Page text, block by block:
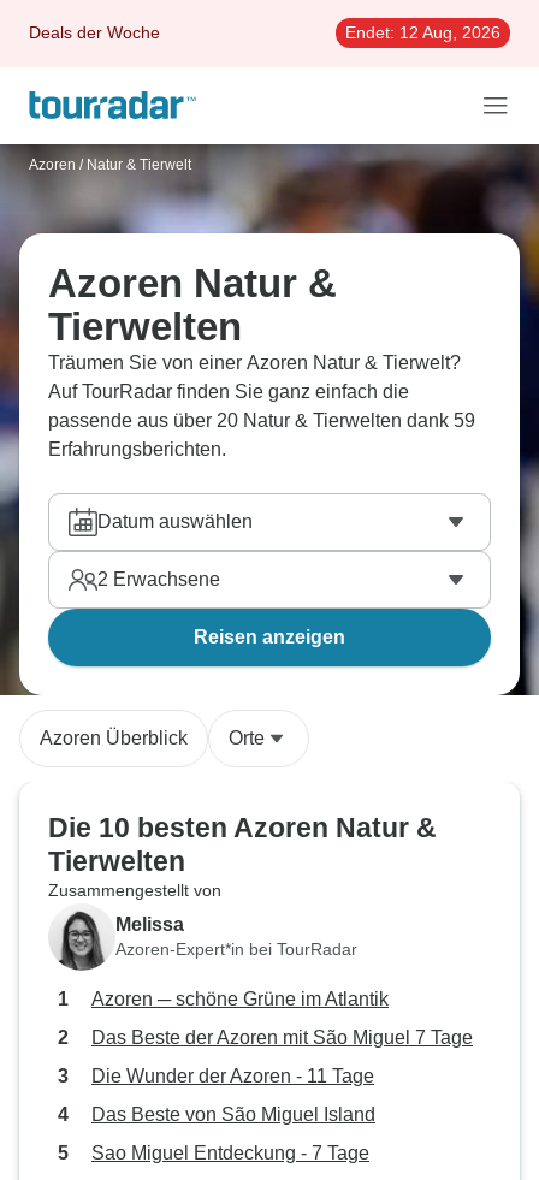
Deals der Woche Endet: 12 Aug, 2026
Azoren / Natur & Tierwelt
Azoren Natur &
Tierwelten
Träumen Sie von einer Azoren Natur & Tierwelt?
Auf TourRadar finden Sie ganz einfach die
passende aus über 20 Natur & Tierwelten dank 59
Erfahrungsberichten.
Datum auswählen
2 Erwachsene
Reisen anzeigen
Azoren Überblick Orte
Die 10 besten Azoren Natur &
Tierwelten
Zusammengestellt von
Melissa
Azoren-Expert*in bei TourRadar
Azoren ─ schöne Grüne im Atlantik
Das Beste der Azoren mit São Miguel 7 Tage
Die Wunder der Azoren - 11 Tage
Das Beste von São Miguel Island
Sao Miguel Entdeckung - 7 Tage